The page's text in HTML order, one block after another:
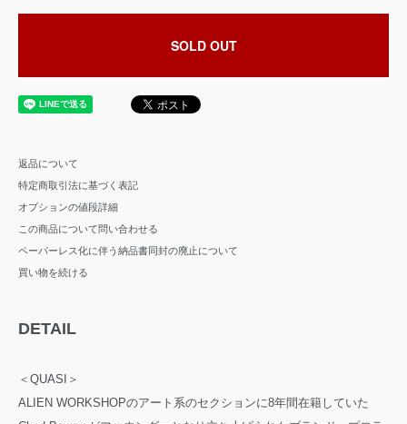
SOLD OUT
返品について
特定商取引法に基づく表記
オプションの値段詳細
この商品について問い合わせる
ペーパーレス化に伴う納品書同封の廃止について
買い物を続ける
DETAIL
＜QUASI＞
ALIEN WORKSHOPのアート系のセクションに8年間在籍していた